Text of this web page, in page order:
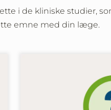
i de kliniske studier,
emne med din læge.